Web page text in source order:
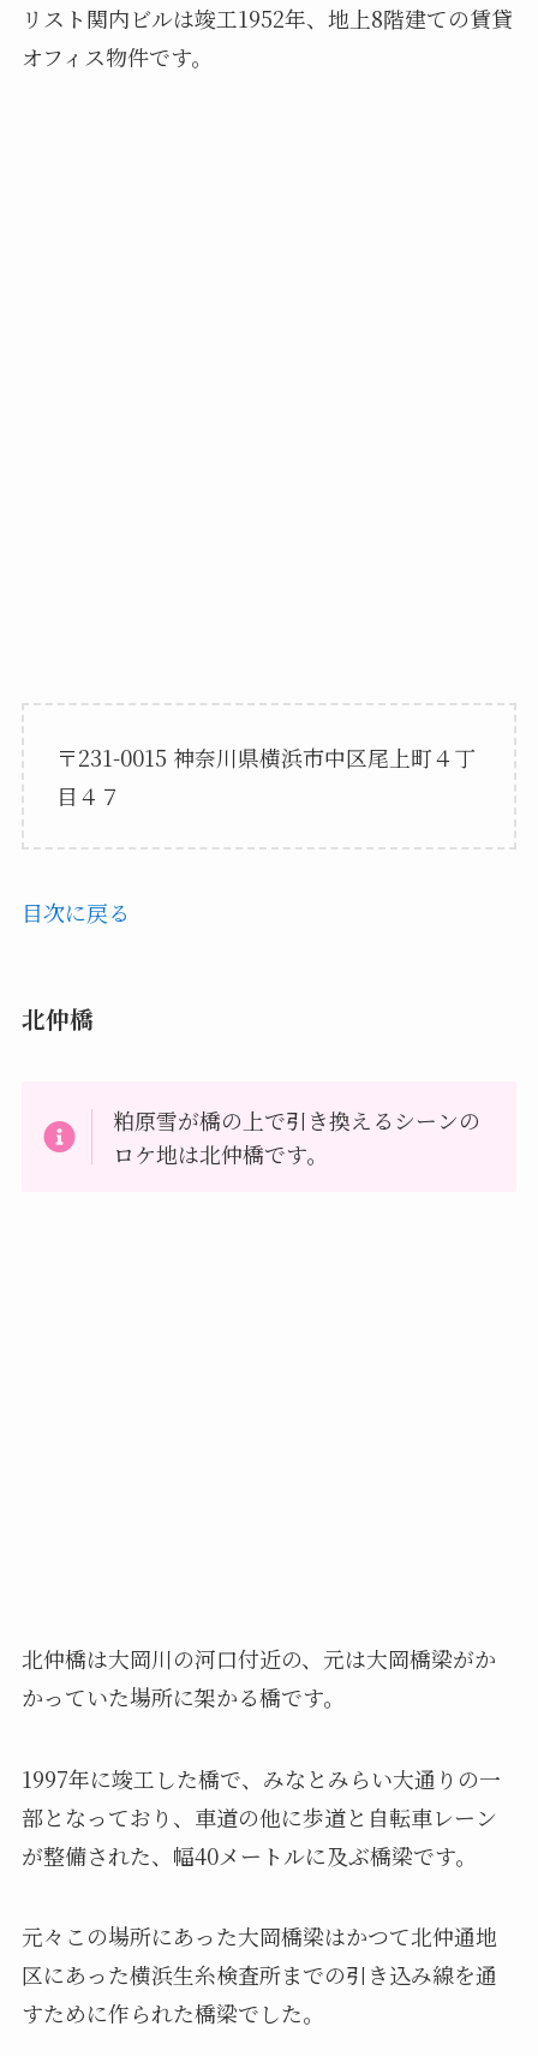
リスト関内ビルは竣工1952年、地上8階建ての賃貸
オフィス物件です。
〒231-0015 神奈川県横浜市中区尾上町４丁
目４７
目次に戻る
北仲橋
粕原雪が橋の上で引き換えるシーンの
ロケ地は北仲橋です。
北仲橋は大岡川の河口付近の、元は大岡橋梁がか
かっていた場所に架かる橋です。
1997年に竣工した橋で、みなとみらい大通りの一
部となっており、車道の他に歩道と自転車レーン
が整備された、幅40メートルに及ぶ橋梁です。
元々この場所にあった大岡橋梁はかつて北仲通地
区にあった横浜生糸検査所までの引き込み線を通
すために作られた橋梁でした。